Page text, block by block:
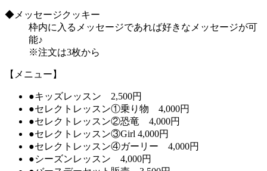
◆メッセージクッキー
枠内に入るメッセージであれば好きなメッセージが可
能♪
※注文は3枚から
【メニュー】
●キッズレッスン 2,500円
●セレクトレッスン①乗り物 4,000円
●セレクトレッスン②恐竜 4,000円
●セレクトレッスン③Girl 4,000円
●セレクトレッスン④ガーリー 4,000円
●シーズンレッスン 4,000円